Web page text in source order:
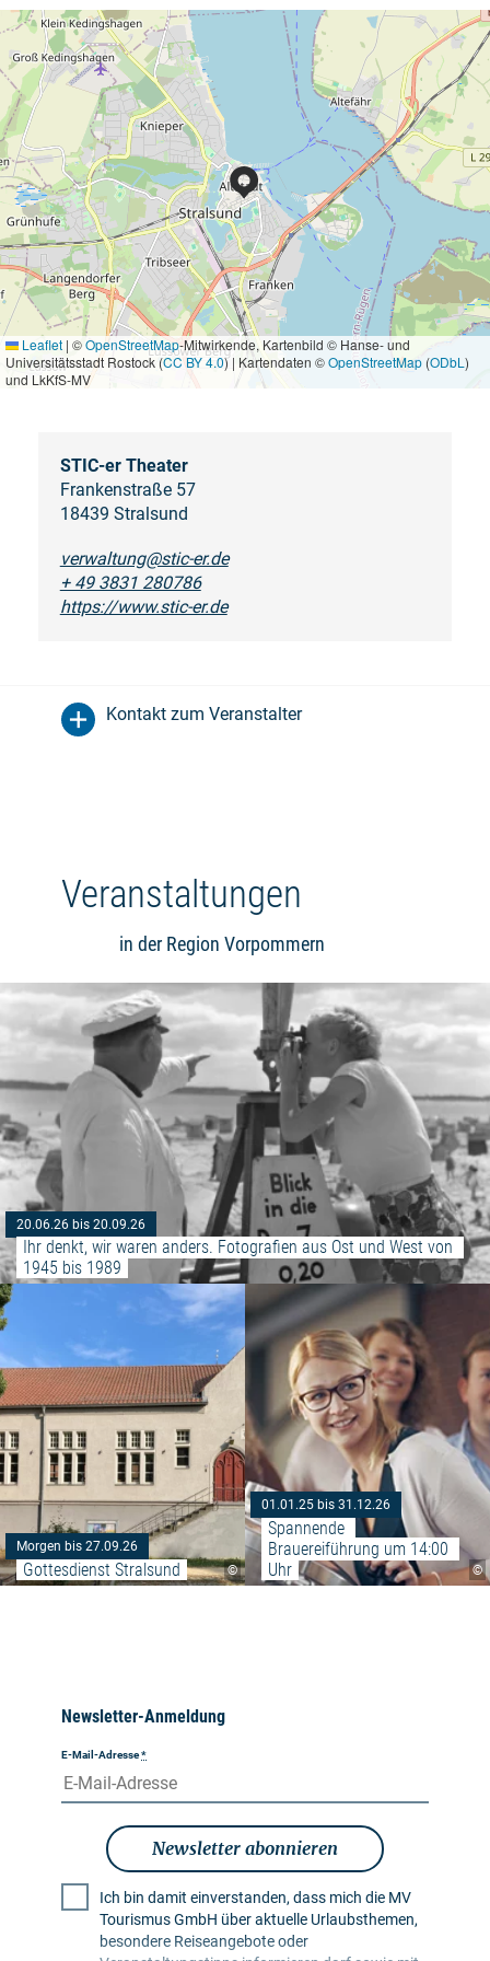
Leaflet | ©OpenStreetMap-Mitwirkende, Kartenbild © Hanse- und
Universitätsstadt Rostock (CC BY 4.0) | Kartendaten ©OpenStreetMap (ODbL )
und LkKfS-MV
STIC-er Theater
Frankenstraße 57
18439 Stralsund
verwaltung@stic-er.de
+ 49 3831 280786
https://www.stic-er.de
Kontakt zum Veranstalter
Veranstaltungen
in der Region Vorpommern
20.06.26 bis 20.09.26
Ihr denkt, wir waren anders. Fotografien aus Ost und West von
1945 bis 1989
©
Morgen bis 27.09.26
Gottesdienst Stralsund
Weiterlesen: "Gottesdienst
©
01.01.25 bis 31.12.26
Spannende
Brauereiführung um 14:00
Uhr
Newsletter-Anmeldung
E-Mail-Adresse*
Newsletter abonnieren
Ich bin damit einverstanden, dass mich die MV
Tourismus GmbH über aktuelle Urlaubsthemen,
besondere Reiseangebote oder